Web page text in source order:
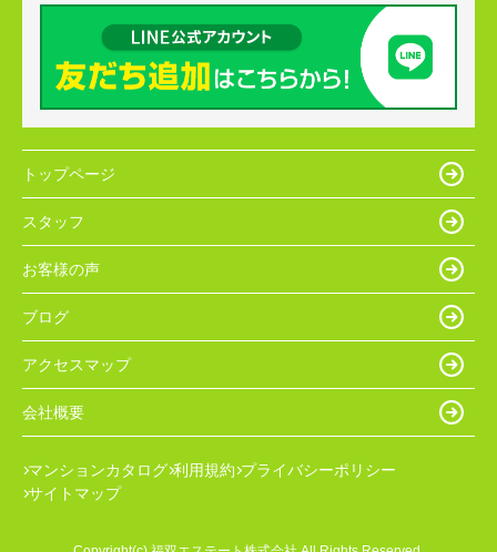
トップページ
スタッフ
お客様の声
ブログ
アクセスマップ
会社概要
マンションカタログ 利用規約 プライバシーポリシー
サイトマップ